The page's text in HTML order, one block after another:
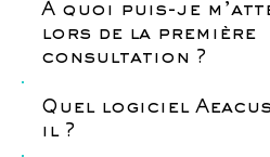
À quoi puis-je
lors de la première
consultation ?
Quel logiciel
il ?